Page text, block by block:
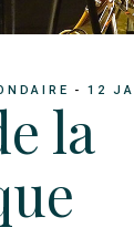
12
la